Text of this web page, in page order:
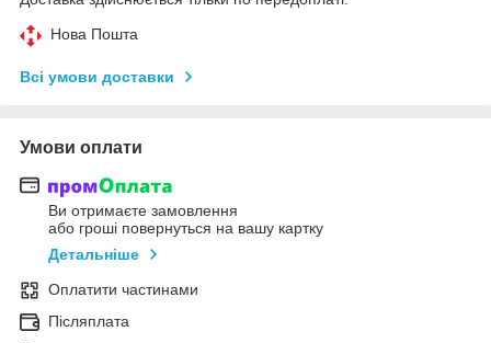
Нова Пошта
Всі умови доставки
Умови оплати
Ви отримаєте замовлення
або гроші повернуться на вашу картку
Детальніше
Оплатити частинами
Післяплата